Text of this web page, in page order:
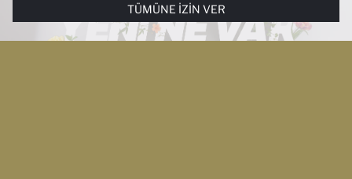
SINIRLI OLARAK KULLANILACAKTIR. ÇEREZLERE DAIR TERCIHLERINIZI
ÇEREZ TERCIHLERIPANELI ARACILIĞIYLA HER ZAMAN YÖNETEBILIR,
ÇEREZLERLE ILGILI DAHA DETAYLI BILGIYE
ÇEREZ AYDINLATMA
TÜMÜNE İZIN VER